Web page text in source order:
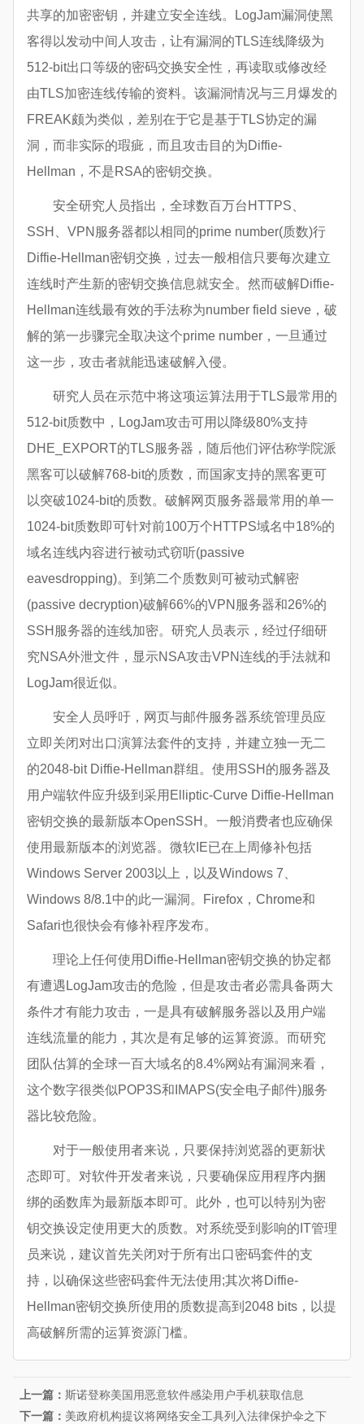
共享的加密密钥，并建立安全连线。LogJam漏洞使黑
客得以发动中间人攻击，让有漏洞的TLS连线降级为
512-bit出口等级的密码交换安全性，再读取或修改经
由TLS加密连线传输的资料。该漏洞情况与三月爆发的
FREAK颇为类似，差别在于它是基于TLS协定的漏
洞，而非实际的瑕疵，而且攻击目的为Diffie-
Hellman，不是RSA的密钥交换。
安全研究人员指出，全球数百万台HTTPS、
SSH、VPN服务器都以相同的prime number(质数)行
Diffie-Hellman密钥交换，过去一般相信只要每次建立
连线时产生新的密钥交换信息就安全。然而破解Diffie-
Hellman连线最有效的手法称为number field sieve，破
解的第一步骤完全取决这个prime number，一旦通过
这一步，攻击者就能迅速破解入侵。
研究人员在示范中将这项运算法用于TLS最常用的
512-bit质数中，LogJam攻击可用以降级80%支持
DHE_EXPORT的TLS服务器，随后他们评估称学院派
黑客可以破解768-bit的质数，而国家支持的黑客更可
以突破1024-bit的质数。破解网页服务器最常用的单一
1024-bit质数即可针对前100万个HTTPS域名中18%的
域名连线内容进行被动式窃听(passive
eavesdropping)。到第二个质数则可被动式解密
(passive decryption)破解66%的VPN服务器和26%的
SSH服务器的连线加密。研究人员表示，经过仔细研
究NSA外泄文件，显示NSA攻击VPN连线的手法就和
LogJam很近似。
安全人员呼吁，网页与邮件服务器系统管理员应
立即关闭对出口演算法套件的支持，并建立独一无二
的2048-bit Diffie-Hellman群组。使用SSH的服务器及
用户端软件应升级到采用Elliptic-Curve Diffie-Hellman
密钥交换的最新版本OpenSSH。一般消费者也应确保
使用最新版本的浏览器。微软IE已在上周修补包括
Windows Server 2003以上，以及Windows 7、
Windows 8/8.1中的此一漏洞。Firefox，Chrome和
Safari也很快会有修补程序发布。
理论上任何使用Diffie-Hellman密钥交换的协定都
有遭遇LogJam攻击的危险，但是攻击者必需具备两大
条件才有能力攻击，一是具有破解服务器以及用户端
连线流量的能力，其次是有足够的运算资源。而研究
团队估算的全球一百大域名的8.4%网站有漏洞来看，
这个数字很类似POP3S和IMAPS(安全电子邮件)服务
器比较危险。
对于一般使用者来说，只要保持浏览器的更新状
态即可。对软件开发者来说，只要确保应用程序内捆
绑的函数库为最新版本即可。此外，也可以特别为密
钥交换设定使用更大的质数。对系统受到影响的IT管理
员来说，建议首先关闭对于所有出口密码套件的支
持，以确保这些密码套件无法使用;其次将Diffie-
Hellman密钥交换所使用的质数提高到2048 bits，以提
高破解所需的运算资源门槛。
上一篇：斯诺登称美国用恶意软件感染用户手机获取信息
下一篇： 美政府机构提议将网络安全工具列入法律保护伞之下